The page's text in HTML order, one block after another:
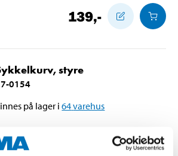
139,-
styre
0154
på lager i 64varehus